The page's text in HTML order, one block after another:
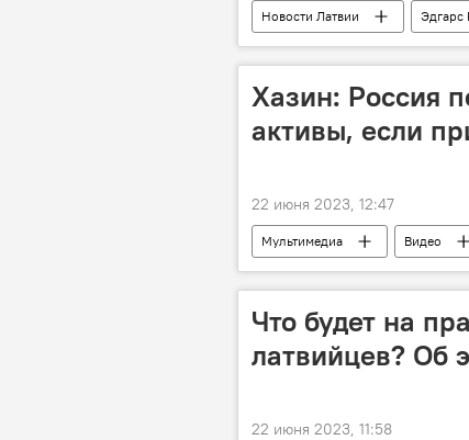
Новости Латвии Эдгарс
Хазин: Россия
активы, если
22 июня 2023, 12:47
Мультимедиа Видео
антироссийские санкции
Что будет на
латвийцев? Об
22 июня 2023, 11:58